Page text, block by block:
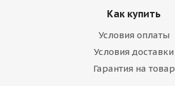
Как купить
Условия оплаты
Условия доставки
Гарантия на товар